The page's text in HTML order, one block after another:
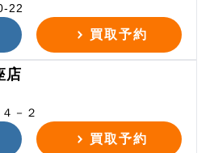
22
買取予約
店
－２
買取予約